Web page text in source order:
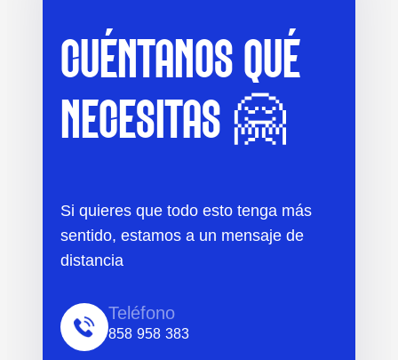
CUÉNTANOS QUÉ
NECESITAS 🤗
Si quieres que todo esto tenga más
sentido, estamos a un mensaje de
distancia
Teléfono
858 958 383